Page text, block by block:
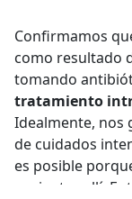
Confirmamos
como resultado
tomando
tratamiento
Idealmente, nos
de cuidados
es posible
pacientes allí.